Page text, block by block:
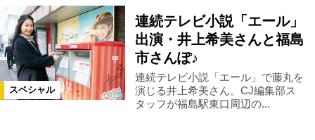
スペシャル
連続テレビ小説「エール」
出演・井上希美さんと福島
市さんぽ♪
連続テレビ小説「エール」で藤丸を
演じる井上希美さん。CJ編集部ス
タッフが福島駅東口周辺の...